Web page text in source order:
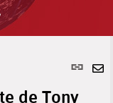
link
de Tony